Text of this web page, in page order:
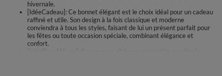
hivernale.
[IdéeCadeau]: Ce bonnet élégant est le choix idéal pour un cadeau
raffiné et utile. Son design à la fois classique et moderne
conviendra à tous les styles, faisant de lui un présent parfait pour
les fêtes ou toute occasion spéciale, combinant élégance et
confort.
[IdéalPourLHiver]: Conçu pour offrir une protection maximale